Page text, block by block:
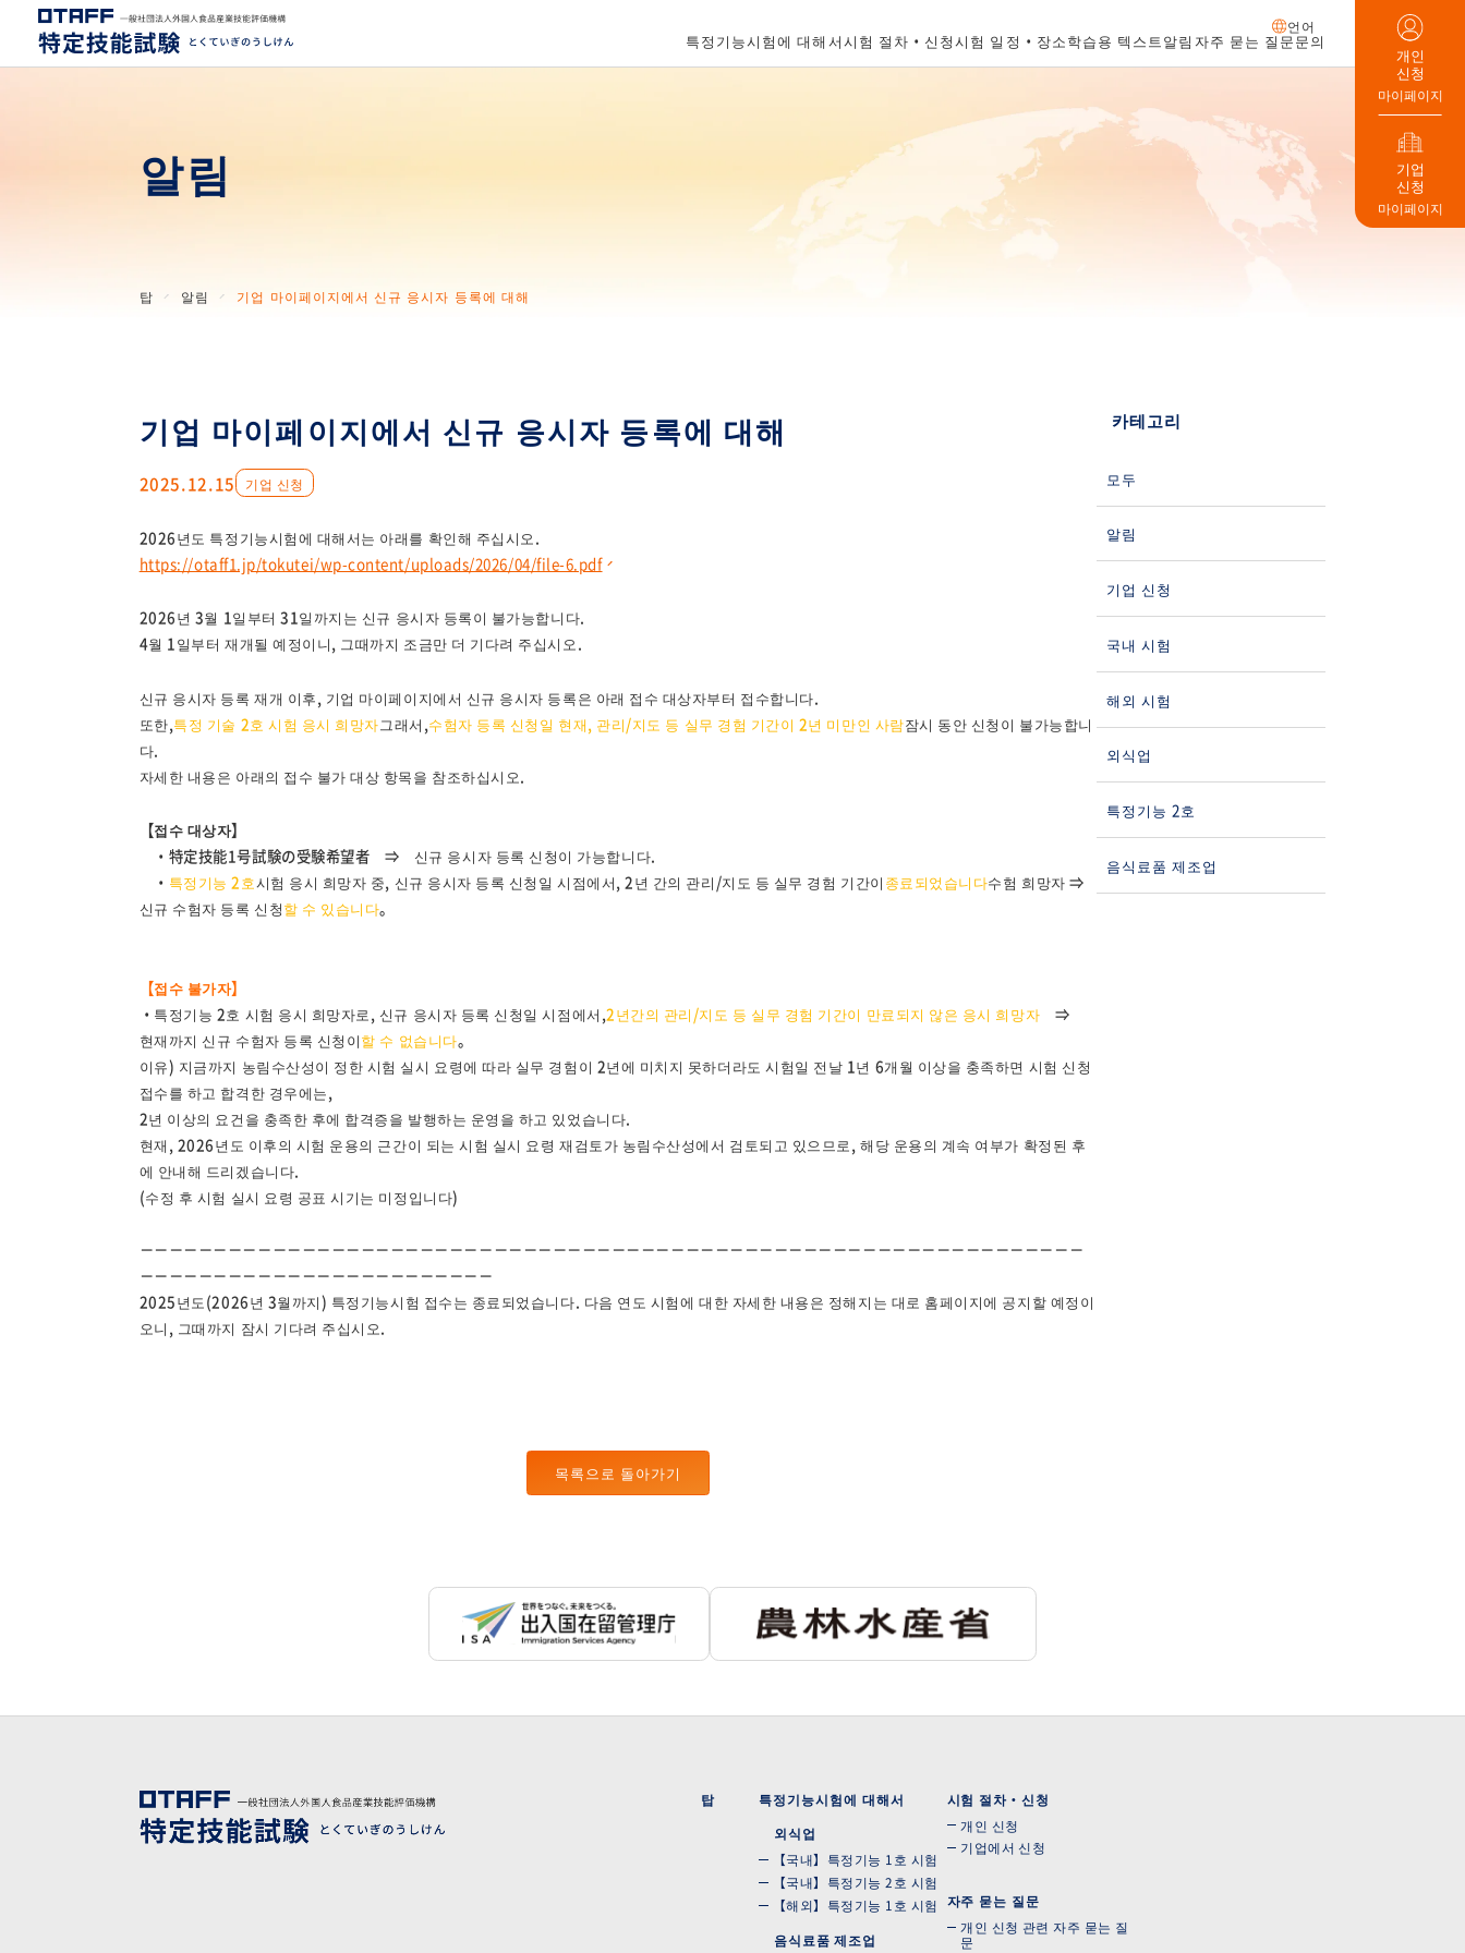
언어
특정기능시험에 대해서시험 절차・신청시험 일정・장소학습용 텍스트 알림 자주 묻는 질문문의
개인
신청
마이페이지
기업
신청
마이페이지
알림
탑 알림 기업 마이페이지에서 신규 응시자 등록에 대해
기업 마이페이지에서 신규 응시자 등록에 대해
2025.12.15 기업 신청
2026년도 특정기능시험에 대해서는 아래를 확인해 주십시오.
https://otaff1.jp/tokutei/wp-content/uploads/2026/04/file-6.pdf
2026년 3월 1일부터 31일까지는 신규 응시자 등록이 불가능합니다.
4월 1일부터 재개될 예정이니, 그때까지 조금만 더 기다려 주십시오.
신규 응시자 등록 재개 이후, 기업 마이페이지에서 신규 응시자 등록은 아래 접수 대상자부터 접수합니다.
또한,특정 기술 2호 시험 응시 희망자그래서,수험자 등록 신청일 현재, 관리/지도 등 실무 경험 기간이 2년 미만인 사람잠시 동안 신청이 불가능합니
다.
자세한 내용은 아래의 접수 불가 대상 항목을 참조하십시오.
【접수 대상자】
・特定技能1号試験の受験希望者 ⇒ 신규 응시자 등록 신청이 가능합니다.
・ 특정기능 2호시험 응시 희망자 중, 신규 응시자 등록 신청일 시점에서, 2년 간의 관리/지도 등 실무 경험 기간이 종료되었습니다수험 희망자 ⇒
신규 수험자 등록 신청할 수 있습니다。
【접수 불가자】
・특정기능 2호 시험 응시 희망자로, 신규 응시자 등록 신청일 시점에서,2년간의 관리/지도 등 실무 경험 기간이 만료되지 않은 응시 희망자 ⇒
현재까지 신규 수험자 등록 신청이할 수 없습니다。
이유) 지금까지 농림수산성이 정한 시험 실시 요령에 따라 실무 경험이 2년에 미치지 못하더라도 시험일 전날 1년 6개월 이상을 충족하면 시험 신청
접수를 하고 합격한 경우에는,
2년 이상의 요건을 충족한 후에 합격증을 발행하는 운영을 하고 있었습니다.
현재, 2026년도 이후의 시험 운용의 근간이 되는 시험 실시 요령 재검토가 농림수산성에서 검토되고 있으므로, 해당 운용의 계속 여부가 확정된 후
에 안내해 드리겠습니다.
(수정 후 시험 실시 요령 공표 시기는 미정입니다)
－－－－－－－－－－－－－－－－－－－－－－－－－－－－－－－－－－－－－－－－－－－－－－－－－－－－－－－－－－－－－－－－
－－－－－－－－－－－－－－－－－－－－－－－－
2025년도(2026년 3월까지) 특정기능시험 접수는 종료되었습니다. 다음 연도 시험에 대한 자세한 내용은 정해지는 대로 홈페이지에 공지할 예정이
오니, 그때까지 잠시 기다려 주십시오.
목록으로 돌아가기
카테고리
모두
알림
기업 신청
국내 시험
해외 시험
외식업
특정기능 2호
음식료품 제조업
탑
특정기능시험에 대해서
외식업
【국내】특정기능 1호 시험
【국내】특정기능 2호 시험
【해외】특정기능 1호 시험
음식료품 제조업
시험 절차・신청
개인 신청
기업에서 신청
자주 묻는 질문
개인 신청 관련 자주 묻는 질
문